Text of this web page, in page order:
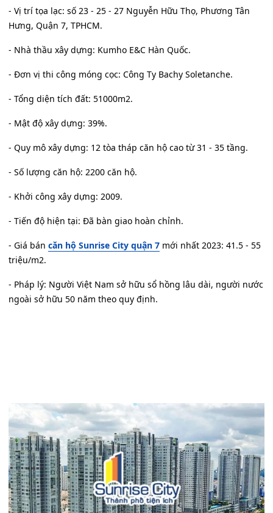
- Vị trí tọa lạc: số 23 - 25 - 27 Nguyễn Hữu Thọ, Phương Tân
Hưng, Quận 7, TPHCM.
- Nhà thầu xây dựng: Kumho E&C Hàn Quốc.
- Đơn vị thi công móng cọc: Công Ty Bachy Soletanche.
- Tổng diện tích đất: 51000m2.
- Mật độ xây dựng: 39%.
- Quy mô xây dựng: 12 tòa tháp căn hộ cao từ 31 - 35 tầng.
- Số lượng căn hộ: 2200 căn hộ.
- Khởi công xây dựng: 2009.
- Tiến độ hiện tại: Đã bàn giao hoàn chỉnh.
- Giá bán căn hộ Sunrise City quận 7 mới nhất 2023: 41.5 - 55
triệu/m2.
- Pháp lý: Người Việt Nam sở hữu sổ hồng lâu dài, người nước
ngoài sở hữu 50 năm theo quy định.